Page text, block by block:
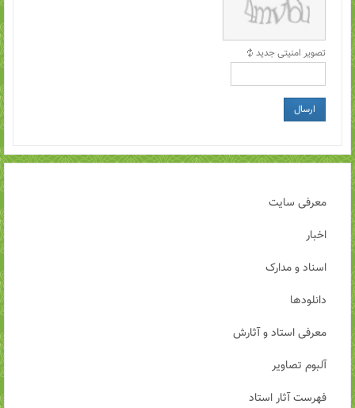
تصویر امنیتی جدید
ارسال
معرفی سایت
اخبار
اسناد و مدارک
دانلودها
معرفی استاد و آثارش
آلبوم تصاویر
فهرست آثار استاد